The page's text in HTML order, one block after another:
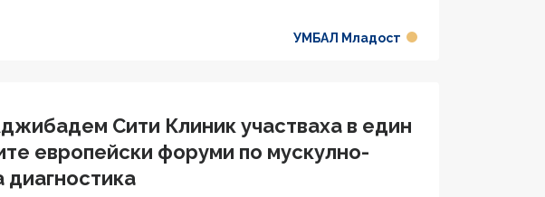
УМБАЛ Младост
Сити Клиник участваха в един
европейски форуми по мускулно-
диагностика